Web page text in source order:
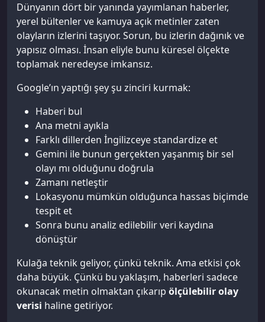
Dünyanın dört bir yanında yayımlanan haberler,
yerel bültenler ve kamuya açık metinler zaten
olayların izlerini taşıyor. Sorun, bu izlerin dağınık ve
yapısız olması. İnsan eliyle bunu küresel ölçekte
toplamak neredeyse imkansız.
Google’ın yaptığı şey şu zinciri kurmak:
Haberi bul
Ana metni ayıkla
Farklı dillerden İngilizceye standardize et
Gemini ile bunun gerçekten yaşanmış bir sel
olayı mı olduğunu doğrula
Zamanı netleştir
Lokasyonu mümkün olduğunca hassas biçimde
tespit et
Sonra bunu analiz edilebilir veri kaydına
dönüştür
Kulağa teknik geliyor, çünkü teknik. Ama etkisi çok
daha büyük. Çünkü bu yaklaşım, haberleri sadece
okunacak metin olmaktan çıkarıp ölçülebilir olay
verisi haline getiriyor.